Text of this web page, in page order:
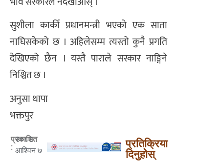
सुशीला कार्की प्रधानमन्त्री भएको एक साता
नाघिसकेको छ । अहिलेसम्म त्यस्तो कुनै प्रगति
देखिएको छैन । यस्तै पाराले सरकार नाङ्गिने
निश्चित छ ।
अनुसा थापा
भक्तपुर
प्रकाशित
:
२०८२
आश्विन ७
प्रतिक्रिया
दिनुहोस्